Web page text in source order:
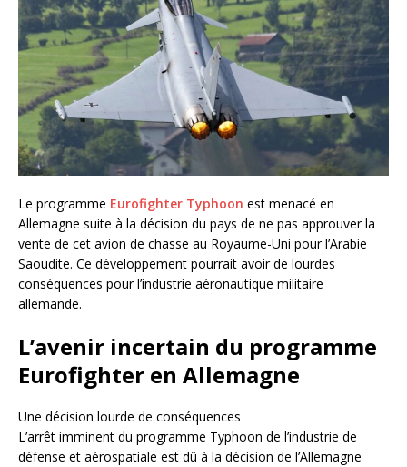
Le programme Eurofighter Typhoon est menacé en
Allemagne suite à la décision du pays de ne pas approuver la
vente de cet avion de chasse au Royaume-Uni pour l’Arabie
Saoudite. Ce développement pourrait avoir de lourdes
conséquences pour l’industrie aéronautique militaire
allemande.
L’avenir incertain du programme
Eurofighter en Allemagne
Une décision lourde de conséquences
L’arrêt imminent du programme Typhoon de l’industrie de
défense et aérospatiale est dû à la décision de l’Allemagne